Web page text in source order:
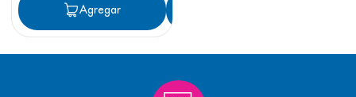
Agregar